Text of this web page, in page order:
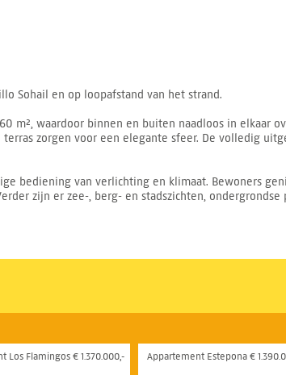
Sohail en op loopafstand van het strand.
m², waardoor binnen en buiten naadloos in elkaar
zorgen voor een elegante sfeer. De volledig
bediening van verlichting en klimaat. Bewoners
zijn er zee-, berg- en stadszichten, ondergrondse
Los Flamingos € 1.370.000,- Appartement Estepona €